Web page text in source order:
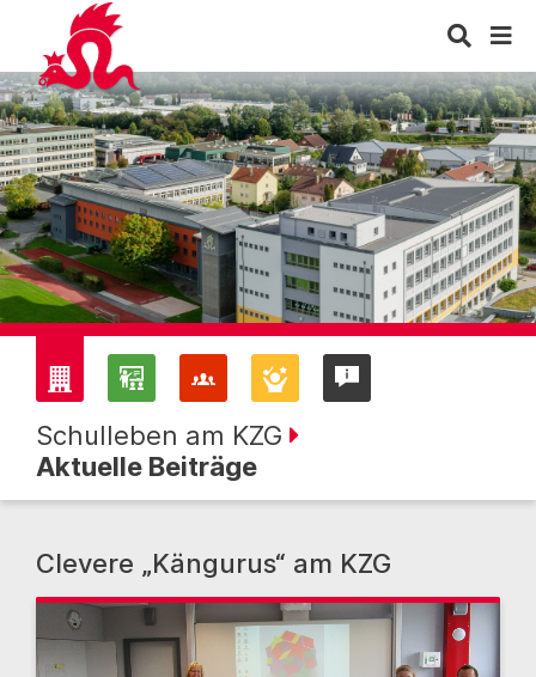
Schulleben am KZG
Aktuelle Beiträge
Clevere „Kängurus“ am KZG